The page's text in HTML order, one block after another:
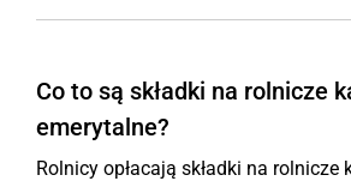
Co to są składki na rolnicze
emerytalne?
Rolnicy opłacają składki na rolnicze